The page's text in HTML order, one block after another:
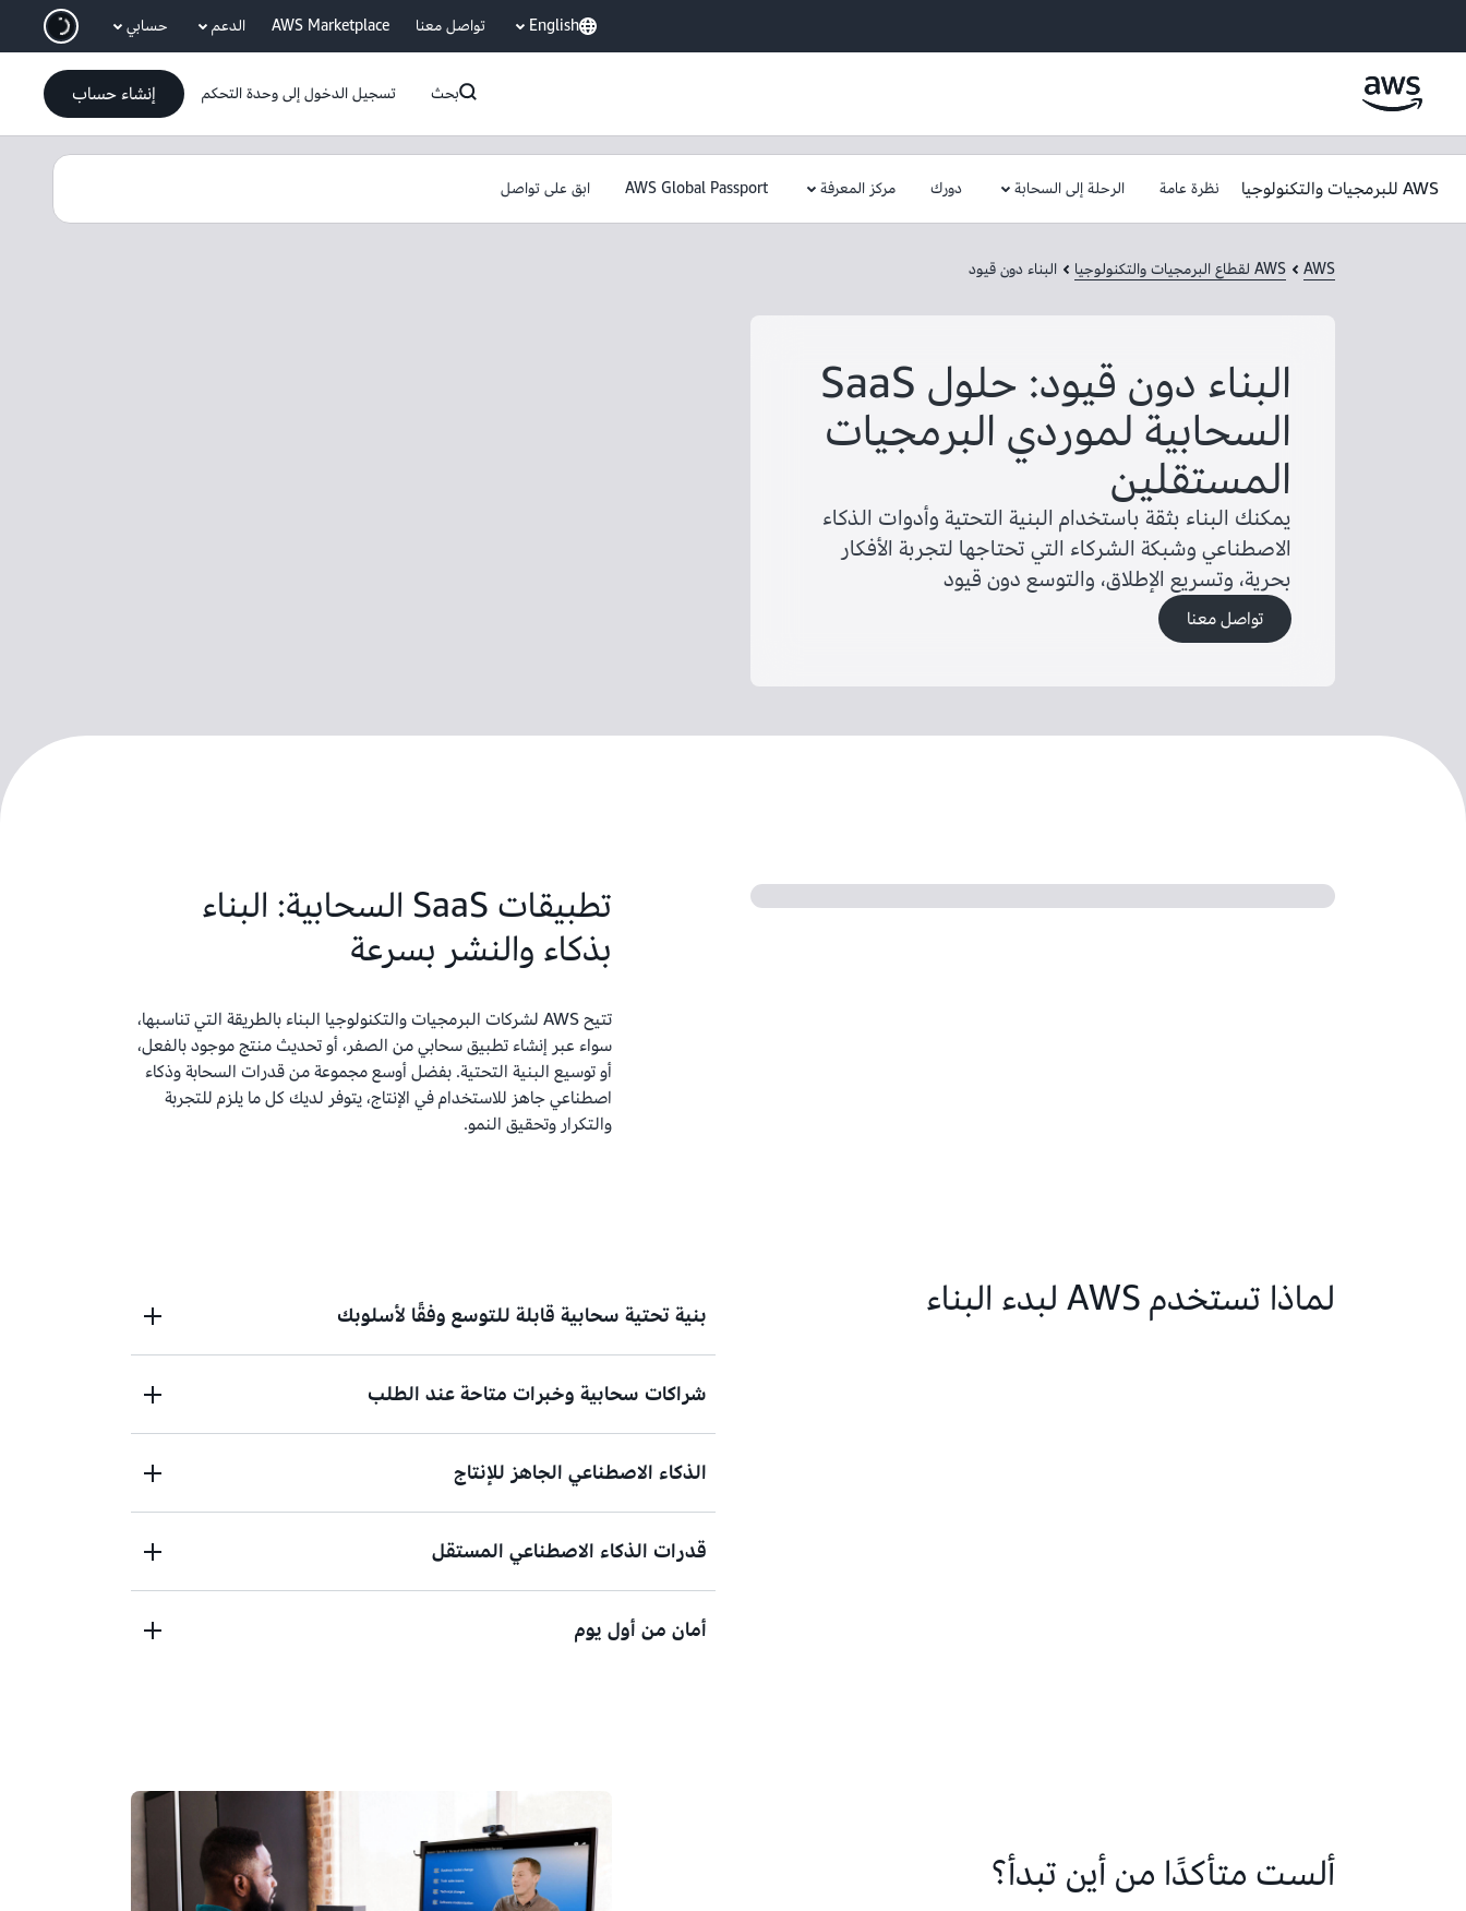
انتقل إلى المحتوى الرئيسي English تواصل معنا AWS Marketplace الدعم حسابي
بحث تسجيل الدخول إلى وحدة التحكم إنشاء حساب
AWS للبرمجيات والتكنولوجيا نظرة عامة الرحلة إلى السحابة دورك مركز المعرفة AWS Global Passport ابق على تواصل
AWS AWS لقطاع البرمجيات والتكنولوجيا البناء دون قيود
البناء دون قيود: حلول SaaS
السحابية لموردي البرمجيات
المستقلين
يمكنك البناء بثقة باستخدام البنية التحتية وأدوات الذكاء
الاصطناعي وشبكة الشركاء التي تحتاجها لتجربة الأفكار
بحرية، وتسريع الإطلاق، والتوسع دون قيود
تواصل معنا
تطبيقات SaaS السحابية: البناء
بذكاء والنشر بسرعة
تتيح AWS لشركات البرمجيات والتكنولوجيا البناء بالطريقة التي تناسبها،
سواء عبر إنشاء تطبيق سحابي من الصفر، أو تحديث منتج موجود بالفعل،
أو توسيع البنية التحتية. بفضل أوسع مجموعة من قدرات السحابة وذكاء
اصطناعي جاهز للاستخدام في الإنتاج، يتوفر لديك كل ما يلزم للتجربة
والتكرار وتحقيق النمو.
لماذا تستخدم AWS لبدء البناء بنية تحتية سحابية قابلة للتوسع وفقًا لأسلوبك
يمكنك نشر حلول جاهزة للاستخدام أو بناء بنية تحتية سحابية مُخصّصة لتلبية
شراكات سحابية وخبرات متاحة عند الطلب
بفضل شبكة تضم أكثر من 140,000 شريك عالميًا، لن تكون وحدك في عمليةالذكاء الاصطناعي الجاهز للإنتاج
يمكنك نشر أدوات الذكاء الاصطناعي، وبناء تطبيقات مخصصة باستخدام خدمات
أدوات التطوير المعززة بالذكاء الاصطناعي لدينا بأتمتة توليد التعليمة البرمجية
قدرات الذكاء الاصطناعي المستقل
من أن تكون في موقع مثالي لاقتناص هذه الفرصة.
أمان من أول يوم
ألست متأكدًا من أين تبدأ؟